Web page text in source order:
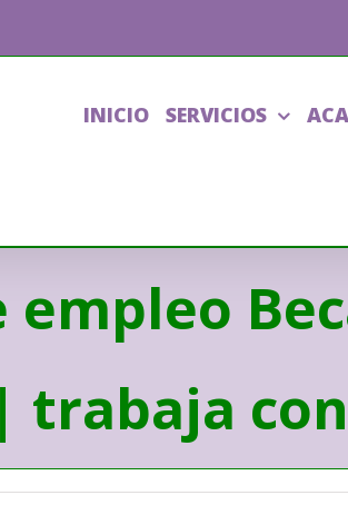
INICIO SERVICIOS
trabaja